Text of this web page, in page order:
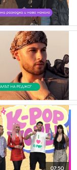
07:50